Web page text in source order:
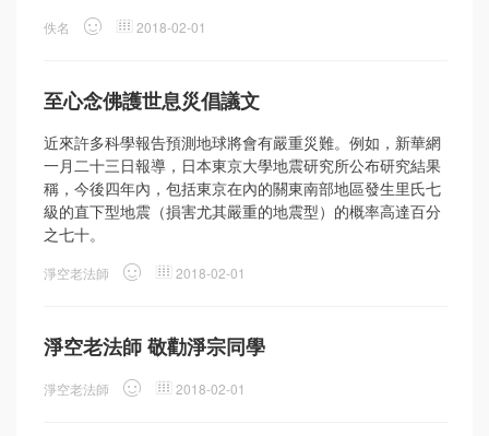
佚名 2018-02-01
至心念佛護世息災倡議文
近來許多科學報告預測地球將會有嚴重災難。例如，新華網
一月二十三日報導，日本東京大學地震研究所公布研究結果
稱，今後四年內，包括東京在內的關東南部地區發生里氏七
級的直下型地震（損害尤其嚴重的地震型）的概率高達百分
之七十。
淨空老法師 2018-02-01
淨空老法師 敬勸淨宗同學
淨空老法師 2018-02-01